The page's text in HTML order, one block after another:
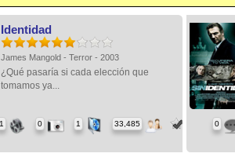
Identidad
James Mangold - Terror - 2003
¿Qué pasaría si cada elección que
tomamos ya...
1 0 1 33,485 0